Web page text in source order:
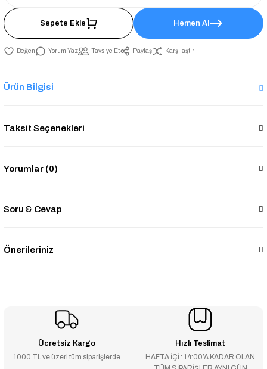
Sepete Ekle Hemen Al
Yorum Yaz Tavsiye Et Paylaş Karşılaştır
Ürün Bilgisi
Taksit Seçenekleri
Yorumlar (0)
Soru & Cevap
Önerileriniz
Ücretsiz Kargo
1000 TL ve üzeri tüm siparişlerde
Hızlı Teslimat
HAFTA İÇİ : 14:00’A KADAR OLAN